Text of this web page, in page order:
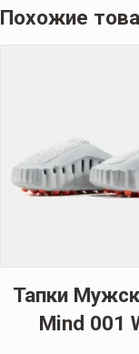
Похожие
Тапки
Mind 001